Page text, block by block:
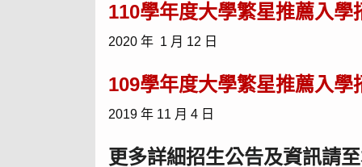
110學年度大學繁星推薦入學
2020 年 1 月 12 日
109學年度大學繁星推薦入學
2019 年 11 月 4 日
更多詳細招生公告及資訊請